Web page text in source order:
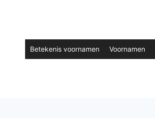
Betekenis voornamen Voornamen